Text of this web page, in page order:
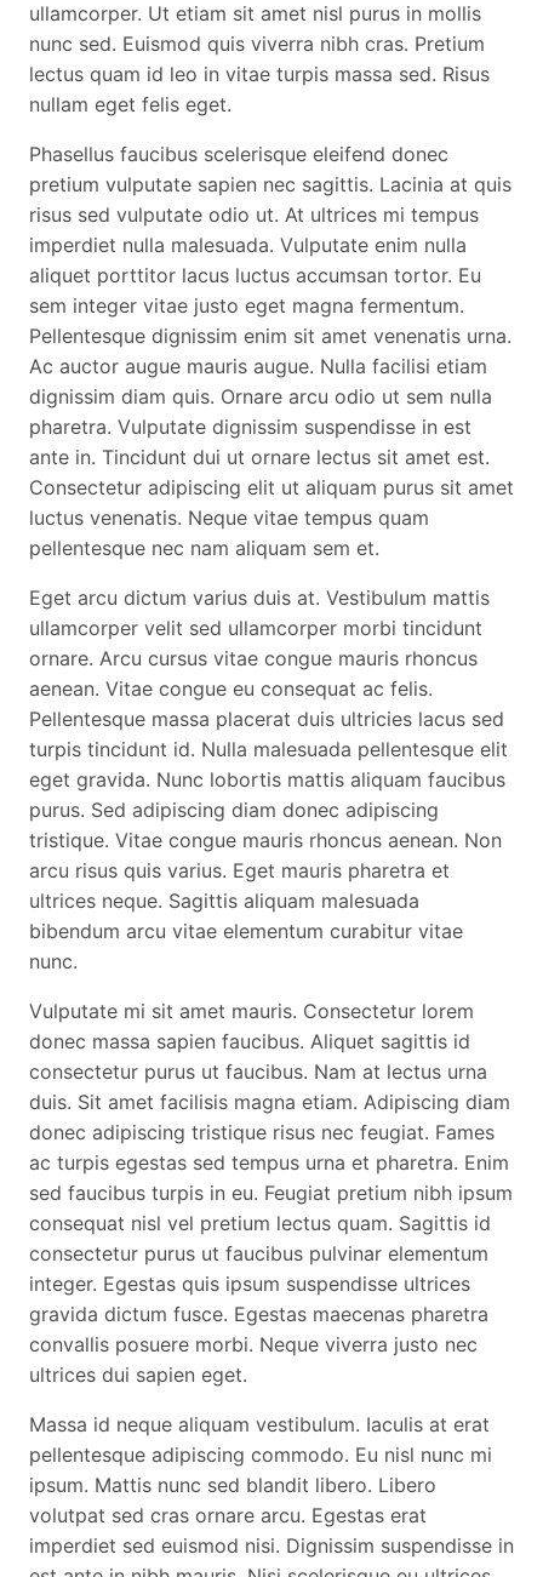
ullamcorper. Ut etiam sit amet nisl purus in mollis
nunc sed. Euismod quis viverra nibh cras. Pretium
lectus quam id leo in vitae turpis massa sed. Risus
nullam eget felis eget.
Phasellus faucibus scelerisque eleifend donec
pretium vulputate sapien nec sagittis. Lacinia at quis
risus sed vulputate odio ut. At ultrices mi tempus
imperdiet nulla malesuada. Vulputate enim nulla
aliquet porttitor lacus luctus accumsan tortor. Eu
sem integer vitae justo eget magna fermentum.
Pellentesque dignissim enim sit amet venenatis urna.
Ac auctor augue mauris augue. Nulla facilisi etiam
dignissim diam quis. Ornare arcu odio ut sem nulla
pharetra. Vulputate dignissim suspendisse in est
ante in. Tincidunt dui ut ornare lectus sit amet est.
Consectetur adipiscing elit ut aliquam purus sit amet
luctus venenatis. Neque vitae tempus quam
pellentesque nec nam aliquam sem et.
Eget arcu dictum varius duis at. Vestibulum mattis
ullamcorper velit sed ullamcorper morbi tincidunt
ornare. Arcu cursus vitae congue mauris rhoncus
aenean. Vitae congue eu consequat ac felis.
Pellentesque massa placerat duis ultricies lacus sed
turpis tincidunt id. Nulla malesuada pellentesque elit
eget gravida. Nunc lobortis mattis aliquam faucibus
purus. Sed adipiscing diam donec adipiscing
tristique. Vitae congue mauris rhoncus aenean. Non
arcu risus quis varius. Eget mauris pharetra et
ultrices neque. Sagittis aliquam malesuada
bibendum arcu vitae elementum curabitur vitae
nunc.
Vulputate mi sit amet mauris. Consectetur lorem
donec massa sapien faucibus. Aliquet sagittis id
consectetur purus ut faucibus. Nam at lectus urna
duis. Sit amet facilisis magna etiam. Adipiscing diam
donec adipiscing tristique risus nec feugiat. Fames
ac turpis egestas sed tempus urna et pharetra. Enim
sed faucibus turpis in eu. Feugiat pretium nibh ipsum
consequat nisl vel pretium lectus quam. Sagittis id
consectetur purus ut faucibus pulvinar elementum
integer. Egestas quis ipsum suspendisse ultrices
gravida dictum fusce. Egestas maecenas pharetra
convallis posuere morbi. Neque viverra justo nec
ultrices dui sapien eget.
Massa id neque aliquam vestibulum. Iaculis at erat
pellentesque adipiscing commodo. Eu nisl nunc mi
ipsum. Mattis nunc sed blandit libero. Libero
volutpat sed cras ornare arcu. Egestas erat
imperdiet sed euismod nisi. Dignissim suspendisse in